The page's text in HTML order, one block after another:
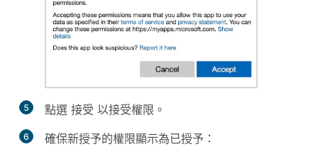
5 點選 接受 以接受權限。
6
確保新授予的權限顯示為已授予：